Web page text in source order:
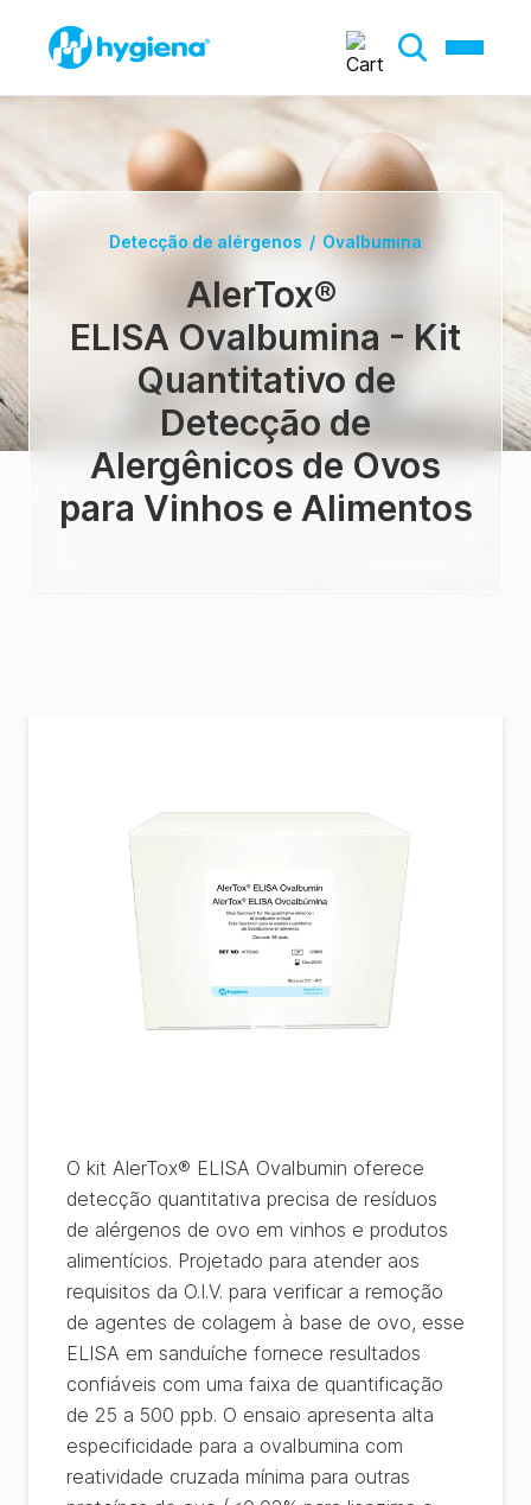
Detecção de alérgenos / Ovalbumina
AlerTox®
ELISA Ovalbumina - Kit
Quantitativo de
Detecção de
Alergênicos de Ovos
para Vinhos e Alimentos
O kit AlerTox® ELISA Ovalbumin oferece
detecção quantitativa precisa de resíduos
de alérgenos de ovo em vinhos e produtos
alimentícios. Projetado para atender aos
requisitos da O.I.V. para verificar a remoção
de agentes de colagem à base de ovo, esse
ELISA em sanduíche fornece resultados
confiáveis com uma faixa de quantificação
de 25 a 500 ppb. O ensaio apresenta alta
especificidade para a ovalbumina com
reatividade cruzada mínima para outras